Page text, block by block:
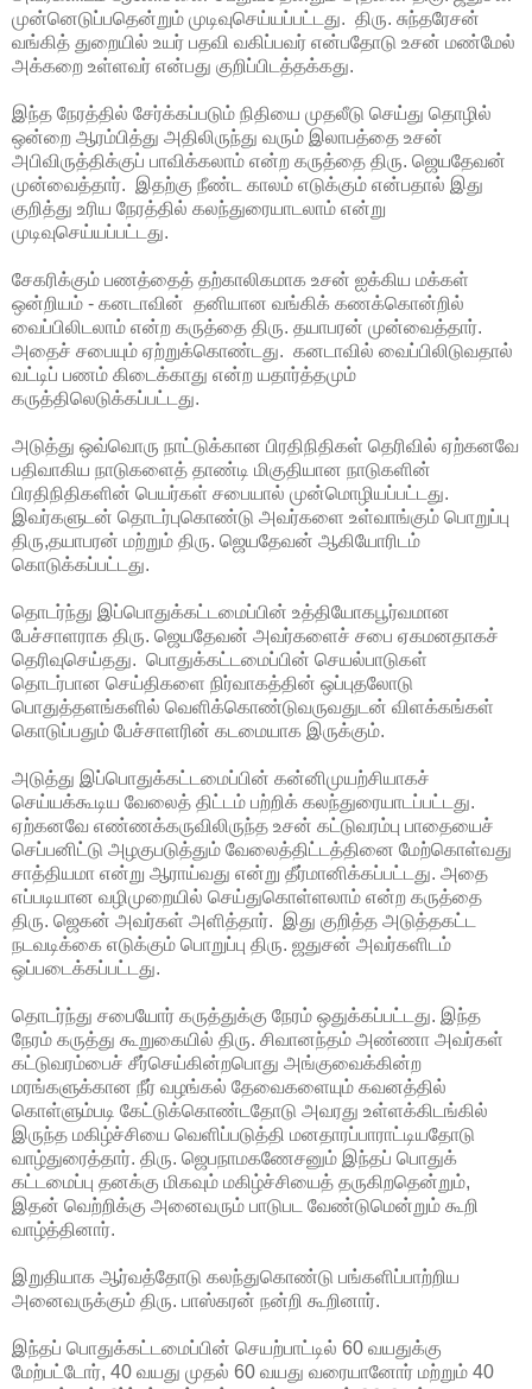
முன்னெடுப்பதென்றும் முடிவுசெய்யப்பட்டது. திரு. சுந்தரேசன்
வங்கித் துறையில் உயர் பதவி வகிப்பவர் என்பதோடு உசன் மண்மேல்
அக்கறை உள்ளவர் என்பது குறிப்பிடத்தக்கது.
இந்த நேரத்தில் சேர்க்கப்படும் நிதியை முதலீடு செய்து தொழில்
ஒன்றை ஆரம்பித்து அதிலிருந்து வரும் இலாபத்தை உசன்
அபிவிருத்திக்குப் பாவிக்கலாம் என்ற கருத்தை திரு. ஜெயதேவன்
முன்வைத்தார். இதற்கு நீண்ட காலம் எடுக்கும் என்பதால் இது
குறித்து உரிய நேரத்தில் கலந்துரையாடலாம் என்று
முடிவுசெய்யப்பட்டது.
சேகரிக்கும் பணத்தைத் தற்காலிகமாக உசன் ஐக்கிய மக்கள்
ஒன்றியம் - கனடாவின் தனியான வங்கிக் கணக்கொன்றில்
வைப்பிலிடலாம் என்ற கருத்தை திரு. தயாபரன் முன்வைத்தார்.
அதைச் சபையும் ஏற்றுக்கொண்டது. கனடாவில் வைப்பிலிடுவதால்
வட்டிப் பணம் கிடைக்காது என்ற யதார்த்தமும்
கருத்திலெடுக்கப்பட்டது.
அடுத்து ஒவ்வொரு நாட்டுக்கான பிரதிநிதிகள் தெரிவில் ஏற்கனவே
பதிவாகிய நாடுகளைத் தாண்டி மிகுதியான நாடுகளின்
பிரதிநிதிகளின் பெயர்கள் சபையால் முன்மொழியப்பட்டது.
இவர்களுடன் தொடர்புகொண்டு அவர்களை உள்வாங்கும் பொறுப்பு
திரு,தயாபரன் மற்றும் திரு. ஜெயதேவன் ஆகியோரிடம்
கொடுக்கப்பட்டது.
தொடர்ந்து இப்பொதுக்கட்டமைப்பின் உத்தியோகபூர்வமான
பேச்சாளராக திரு. ஜெயதேவன் அவர்களைச் சபை ஏகமனதாகச்
தெரிவுசெய்தது. பொதுக்கட்டமைப்பின் செயல்பாடுகள்
தொடர்பான செய்திகளை நிர்வாகத்தின் ஒப்புதலோடு
பொதுத்தளங்களில் வெளிக்கொண்டுவருவதுடன் விளக்கங்கள்
கொடுப்பதும் பேச்சாளரின் கடமையாக இருக்கும்.
அடுத்து இப்பொதுக்கட்டமைப்பின் கன்னிமுயற்சியாகச்
செய்யக்கூடிய வேலைத் திட்டம் பற்றிக் கலந்துரையாடப்பட்டது.
ஏற்கனவே எண்ணக்கருவிலிருந்த உசன் கட்டுவரம்பு பாதையைச்
செப்பனிட்டு அழகுபடுத்தும் வேலைத்திட்டத்தினை மேற்கொள்வது
சாத்தியமா என்று ஆராய்வது என்று தீர்மானிக்கப்பட்டது. அதை
எப்படியான வழிமுறையில் செய்துகொள்ளலாம் என்ற கருத்தை
திரு. ஜெகன் அவர்கள் அளித்தார். இது குறித்த அடுத்தகட்ட
நடவடிக்கை எடுக்கும் பொறுப்பு திரு. ஜதுசன் அவர்களிடம்
ஒப்படைக்கப்பட்டது.
தொடர்ந்து சபையோர் கருத்துக்கு நேரம் ஒதுக்கப்பட்டது. இந்த
நேரம் கருத்து கூறுகையில் திரு. சிவானந்தம் அண்ணா அவர்கள்
கட்டுவரம்பைச் சீர்செய்கின்றபொது அங்குவைக்கின்ற
மரங்களுக்கான நீர் வழங்கல் தேவைகளையும் கவனத்தில்
கொள்ளும்படி கேட்டுக்கொண்டதோடு அவரது உள்ளக்கிடங்கில்
இருந்த மகிழ்ச்சியை வெளிப்படுத்தி மனதாரப்பாராட்டியதோடு
வாழ்துரைத்தார். திரு. ஜெபநாமகணேசனும் இந்தப் பொதுக்
கட்டமைப்பு தனக்கு மிகவும் மகிழ்ச்சியைத் தருகிறதென்றும்,
இதன் வெற்றிக்கு அனைவரும் பாடுபட வேண்டுமென்றும் கூறி
வாழ்த்தினார்.
இறுதியாக ஆர்வத்தோடு கலந்துகொண்டு பங்களிப்பாற்றிய
அனைவருக்கும் திரு. பாஸ்கரன் நன்றி கூறினார்.
இந்தப் பொதுக்கட்டமைப்பின் செயற்பாட்டில் 60 வயதுக்கு
மேற்பட்டோர், 40 வயது முதல் 60 வயது வரையானோர் மற்றும் 40